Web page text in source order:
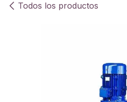
Todos los productos